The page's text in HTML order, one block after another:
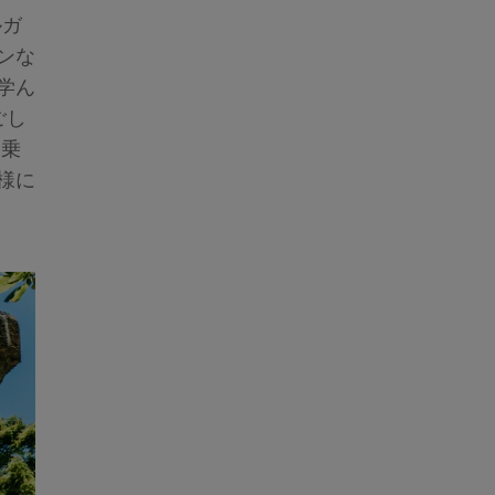
な
ん
し
に